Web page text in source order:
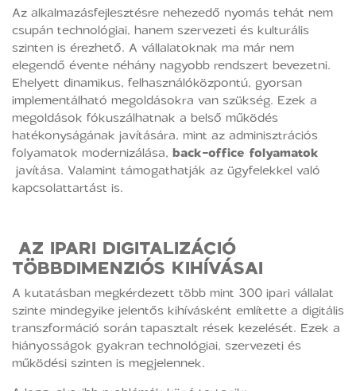
Az alkalmazásfejlesztésre nehezedő nyomás tehát nem
csupán technológiai, hanem szervezeti és kulturális
szinten is érezhető. A vállalatoknak ma már nem
elegendő évente néhány nagyobb rendszert bevezetni.
Ehelyett dinamikus, felhasználóközpontú, gyorsan
implementálható megoldásokra van szükség. Ezek a
megoldások fókuszálhatnak a belső működés
hatékonyságának javítására, mint az adminisztrációs
folyamatok modernizálása, back-office folyamatok
javítása. Valamint támogathatják az ügyfelekkel való
kapcsolattartást is.
AZ IPARI DIGITALIZÁCIÓ
TÖBBDIMENZIÓS KIHÍVÁSAI
A kutatásban megkérdezett több mint 300 ipari vállalat
szinte mindegyike jelentős kihívásként említette a digitális
transzformáció során tapasztalt rések kezelését. Ezek a
hiányosságok gyakran technológiai, szervezeti és
működési szinten is megjelennek.